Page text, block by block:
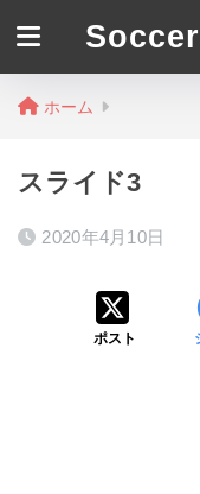
ホーム
スライド3
2020年4月10日
ポスト